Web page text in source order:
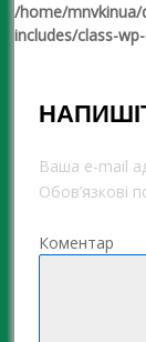
/home/mnvkinua/
includes/class-
Ваша e-mail
Обов’язкові
Коментар